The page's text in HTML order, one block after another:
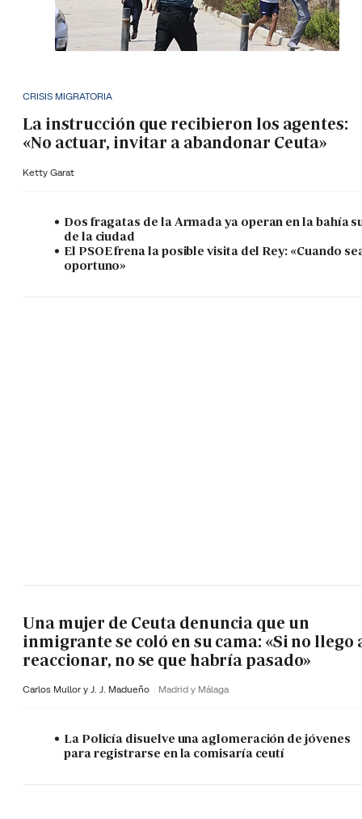
CRISIS MIGRATORIA
La instrucción que recibieron los agentes:
«No actuar, invitar a abandonar Ceuta»
Ketty Garat
Dos fragatas de la Armada ya operan en la bahía
de la ciudad
El PSOE frena la posible visita del Rey: «Cuando
oportuno»
Una mujer de Ceuta denuncia que un
inmigrante se coló en su cama: «Si no llego
reaccionar, no se que habría pasado»
Carlos Mullor y J. J. Madueño Madrid y Málaga
La Policía disuelve una aglomeración de jóvenes
para registrarse en la comisaría ceutí